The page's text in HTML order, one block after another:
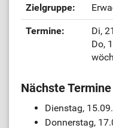
Zielgruppe:
Termine:
Di,
Do,
Nächste Termine
Dienstag,
Donnerstag,